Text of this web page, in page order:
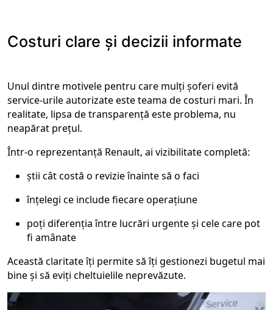
Costuri clare și decizii informate
Unul dintre motivele pentru care mulți șoferi evită
service-urile autorizate este teama de costuri mari. În
realitate, lipsa de transparență este problema, nu
neapărat prețul.
Într-o reprezentanță Renault, ai vizibilitate completă:
știi cât costă o revizie înainte să o faci
înțelegi ce include fiecare operațiune
poți diferenția între lucrări urgente și cele care pot
fi amânate
Această claritate îți permite să îți gestionezi bugetul mai
bine și să eviți cheltuielile neprevăzute.